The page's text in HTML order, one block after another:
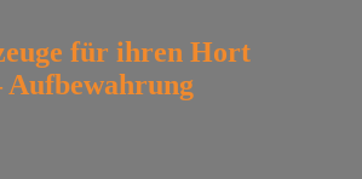
für ihren Hort
Aufbewahrung